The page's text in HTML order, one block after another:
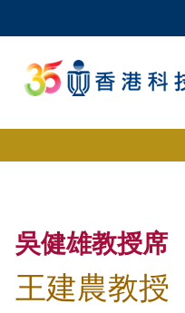
吳健雄教授席
王建農教授